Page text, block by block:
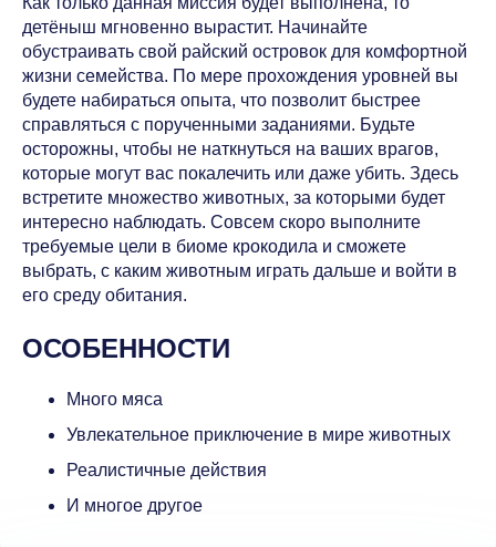
детёныш мгновенно вырастит. Начинайте
обустраивать свой райский островок для комфортной
жизни семейства. По мере прохождения уровней вы
будете набираться опыта, что позволит быстрее
справляться с порученными заданиями. Будьте
осторожны, чтобы не наткнуться на ваших врагов,
которые могут вас покалечить или даже убить. Здесь
встретите множество животных, за которыми будет
интересно наблюдать. Совсем скоро выполните
требуемые цели в биоме крокодила и сможете
выбрать, с каким животным играть дальше и войти в
его среду обитания.
ОСОБЕННОСТИ
Много мяса
Увлекательное приключение в мире животных
Реалистичные действия
И многое другое